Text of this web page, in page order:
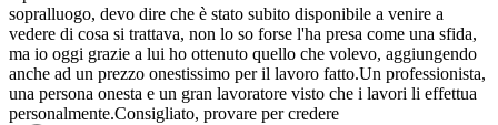
sopralluogo, devo dire che è stato subito disponibile a venire a
vedere di cosa si trattava, non lo so forse l'ha presa come una sfida,
ma io oggi grazie a lui ho ottenuto quello che volevo, aggiungendo
anche ad un prezzo onestissimo per il lavoro fatto.Un professionista,
una persona onesta e un gran lavoratore visto che i lavori li effettua
personalmente.Consigliato, provare per credere